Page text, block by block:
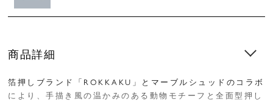
商品詳細
箔押しブランド「ROKKAKU」とマーブルシュッドのコラボ
により、手描き風の温かみのある動物モチーフと全面型押し